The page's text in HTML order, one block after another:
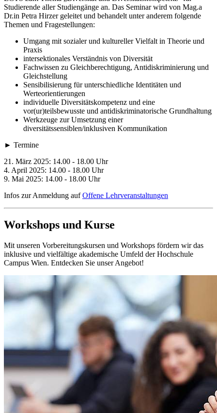
Studierende aller Studiengänge an. Das Seminar wird von Mag.a
Dr.in Petra Hirzer geleitet und behandelt unter anderem folgende
Themen und Fragestellungen:
Umgang mit sozialer und kultureller Vielfalt in Theorie und
Praxis
intersektionales Verständnis von Diversität
Fachwissen zu Gleichberechtigung, Antidiskriminierung und
Gleichstellung
Sensibilisierung für unterschiedliche Identitäten und
Werteorientierungen
individuelle Diversitätskompetenz und eine
vor(ur)teilsbewusste und antidiskriminatorische Grundhaltung
Werkzeuge zur Umsetzung einer
diversitätssensiblen/inklusiven Kommunikation
► Termine
21. März 2025: 14.00 - 18.00 Uhr
4. April 2025: 14.00 - 18.00 Uhr
9. Mai 2025: 14.00 - 18.00 Uhr
Infos zur Anmeldung aufOffene Lehrveranstaltungen
Workshops und Kurse
Mit unseren Vorbereitungskursen und Workshops fördern wir das
inklusive und vielfältige akademische Umfeld der Hochschule
Campus Wien. Entdecken Sie unser Angebot!